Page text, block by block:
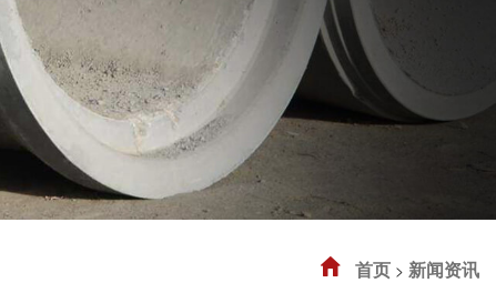
首页 > 新闻资讯